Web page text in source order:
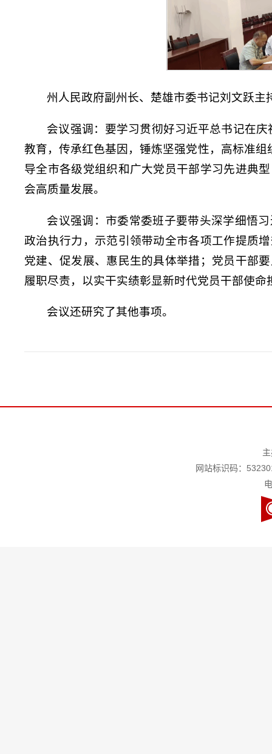
州人民政府副州长、楚雄市委书记刘文跃主
会议强调：要学习贯彻好习近平总书记在
教育，传承红色基因，锤炼坚强党性，高标准
导全市各级党组织和广大党员干部学习先进典
会高质量发展。
会议强调：市委常委班子要带头深学细悟
政治执行力，示范引领带动全市各项工作提质
党建、促发展、惠民生的具体举措；党员干部
履职尽责，以实干实绩彰显新时代党员干部使命
会议还研究了其他事项。
网站标识码：